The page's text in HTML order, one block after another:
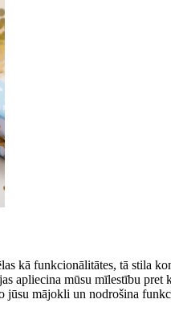
kā funkcionālitātes, tā stila
apliecina mūsu mīlestību pret
jūsu mājokli un nodrošina